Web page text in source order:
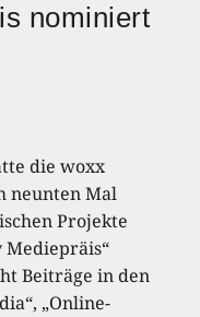
nominiert
die woxx
neunten Mal
Projekte
Mediepräis“
Beiträge in den
„Online-